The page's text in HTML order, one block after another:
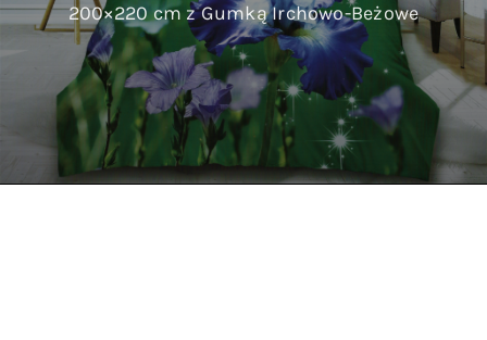
Koce
Prześcieradła
200×220 cm z Gumką Irchowo-Beżowe